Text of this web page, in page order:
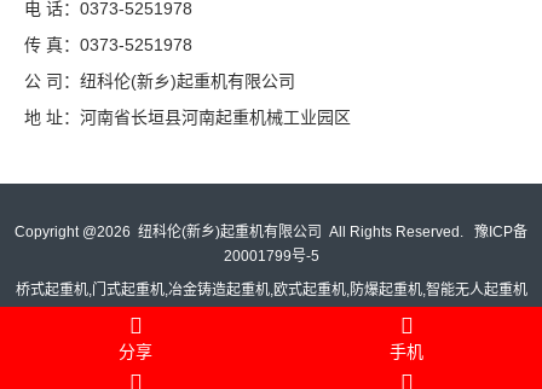
电 话：0373-5251978
传 真：0373-5251978
公 司：纽科伦(新乡)起重机有限公司
地 址：河南省长垣县河南起重机械工业园区
Copyright @2026 纽科伦(新乡)起重机有限公司 All Rights Reserved. 豫ICP备
20001799号-5
桥式起重机,门式起重机,冶金铸造起重机,欧式起重机,防爆起重机,智能无人起重机
分享 手机